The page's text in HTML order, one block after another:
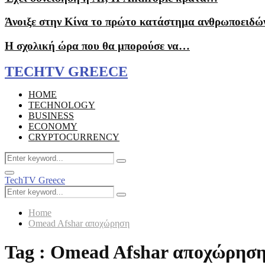
Άνοιξε στην Κίνα το πρώτο κατάστημα
Η σχολική ώρα που θα μπορούσε να…
TECHTV GREECE
HOME
TECHNOLOGY
BUSINESS
ECONOMY
CRYPTOCURRENCY
Search
for:
Search
Facebook
Instagram
Primary
Menu
TechTV Greece
Search
for:
Search
Home
Omead Afshar αποχώρηση
Tag : Omead Afshar